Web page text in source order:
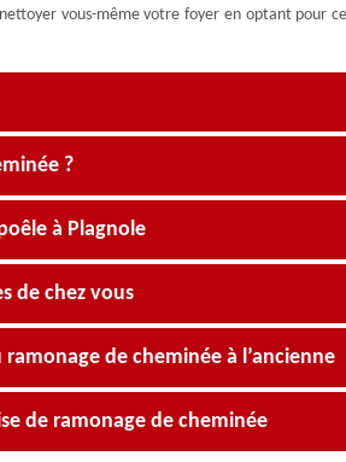
vous-même votre foyer en optant pour
?
à Plagnole
de chez vous
de cheminée à l’ancienne
de ramonage de cheminée